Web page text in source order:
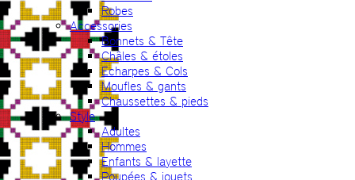
Robes
Accessories
Bonnets & Tête
Châles & étoles
Echarpes & Cols
Moufles & gants
Chaussettes & pieds
Style
Adultes
Hommes
Enfants & layette
Poupées & jouets